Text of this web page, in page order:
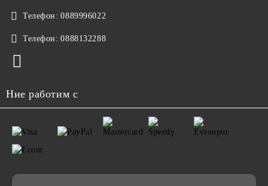
Телефон: 0889996022
Телефон: 0888132288
Ние работим с